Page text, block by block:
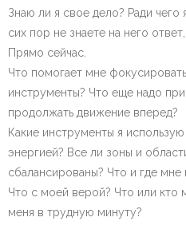
Знаю ли я свое дело? Ради
сих пор не знаете на него
Прямо сейчас.
Что помогает мне
инструменты? Что еще надо
продолжать движение вперед?
Какие инструменты я
энергией? Все ли зоны и
сбалансированы? Что и где
Что с моей верой? Что или кто
меня в трудную минуту?